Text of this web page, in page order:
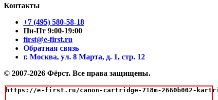
Контакты
+7 (495) 580-58-18
Пн-Пт 9:00-19:00
first@e-first.ru
Обратная связь
г. Москва, ул. 8 Марта, д. 1, стр. 12
© 2007-2026 Фёрст. Все права защищены.
https://e-first.ru/canon-cartridge-718m-2660b002-